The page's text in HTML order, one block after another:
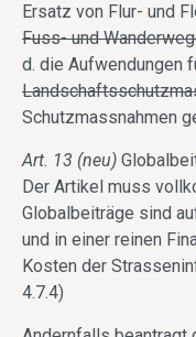
Ersatz von Flur- und
Fuss- und
d. die Aufwendungen
Schutzmassnahmen
Art. 13 (neu)
Der Artikel muss
Globalbeiträge sind
und in einer reinen
Kosten der
4.7.4)